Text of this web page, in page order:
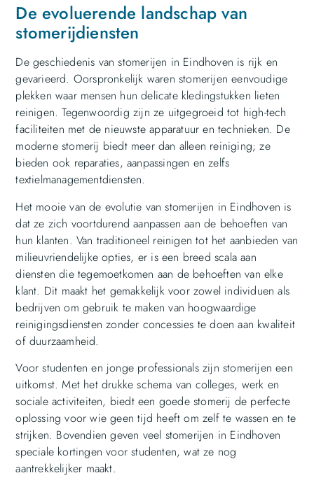
De evoluerende landschap van
stomerijdiensten
De geschiedenis van stomerijen in Eindhoven is rijk en
gevarieerd. Oorspronkelijk waren stomerijen eenvoudige
plekken waar mensen hun delicate kledingstukken lieten
reinigen. Tegenwoordig zijn ze uitgegroeid tot high-tech
faciliteiten met de nieuwste apparatuur en technieken. De
moderne stomerij biedt meer dan alleen reiniging; ze
bieden ook reparaties, aanpassingen en zelfs
textielmanagementdiensten.
Het mooie van de evolutie van stomerijen in Eindhoven is
dat ze zich voortdurend aanpassen aan de behoeften van
hun klanten. Van traditioneel reinigen tot het aanbieden van
milieuvriendelijke opties, er is een breed scala aan
diensten die tegemoetkomen aan de behoeften van elke
klant. Dit maakt het gemakkelijk voor zowel individuen als
bedrijven om gebruik te maken van hoogwaardige
reinigingsdiensten zonder concessies te doen aan kwaliteit
of duurzaamheid.
Voor studenten en jonge professionals zijn stomerijen een
uitkomst. Met het drukke schema van colleges, werk en
sociale activiteiten, biedt een goede stomerij de perfecte
oplossing voor wie geen tijd heeft om zelf te wassen en te
strijken. Bovendien geven veel stomerijen in Eindhoven
speciale kortingen voor studenten, wat ze nog
aantrekkelijker maakt.